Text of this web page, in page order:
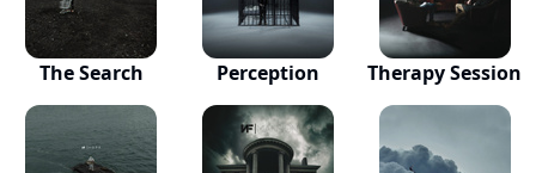
The Search Perception Therapy Session